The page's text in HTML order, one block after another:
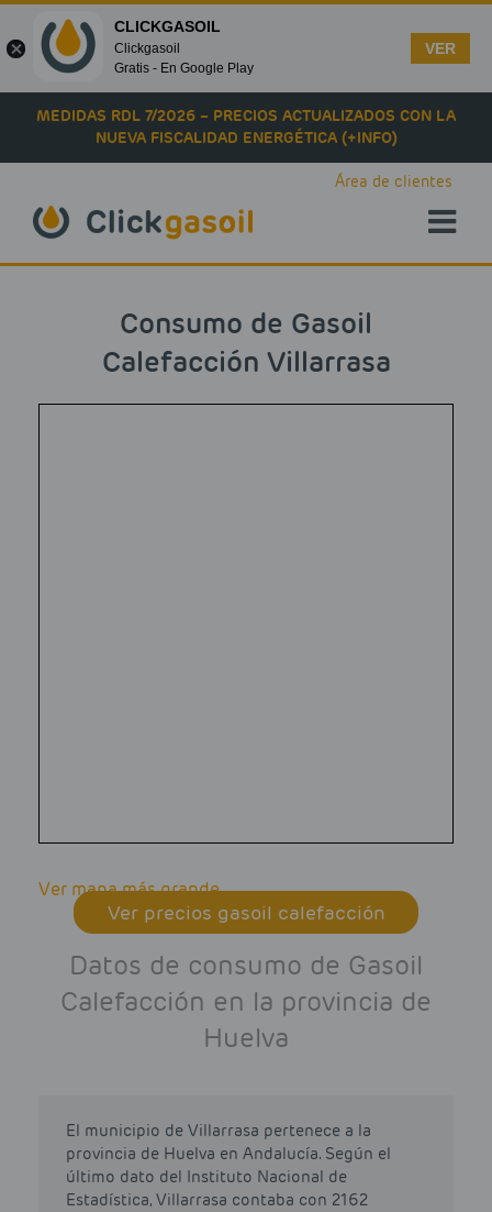
Skip to main content
MEDIDAS RDL 7/2026 – PRECIOS ACTUALIZADOS CON LA
NUEVA FISCALIDAD ENERGÉTICA (+INFO)
Área de clientes
Consumo de Gasoil
Calefacción Villarrasa
Ver mapa más grande
Ver precios gasoil calefacción
Datos de consumo de Gasoil
Calefacción en la provincia de
Huelva
El municipio de Villarrasa pertenece a la
provincia de Huelva en Andalucía. Según el
último dato del Instituto Nacional de
Estadística, Villarrasa contaba con 2162
CLICKGASOIL
Clickgasoil
Gratis - En Google Play
VER